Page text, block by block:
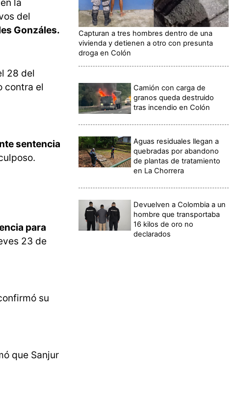
la
del
Gonzáles.
28 del
contra el
sentencia
para
23 de
su
que Sanjur
Capturan a tres hombres dentro de una
vivienda y detienen a otro con presunta
droga en Colón
Camión con carga de
granos queda destruido
tras incendio en Colón
Aguas residuales llegan a
quebradas por abandono
de plantas de tratamiento
en La Chorrera
Devuelven a Colombia a un
hombre que transportaba
16 kilos de oro no
declarados